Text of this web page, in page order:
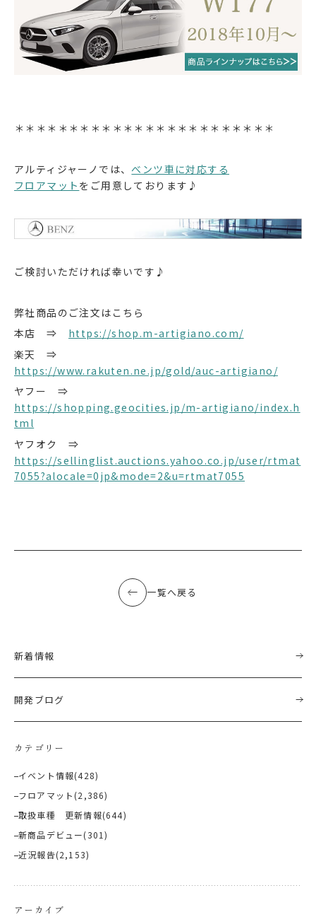
＊＊＊＊＊＊＊＊＊＊＊＊＊＊＊＊＊＊＊＊＊＊＊＊
アルティジャーノでは、 べンツ車に対応する
フロアマット をご用意しております♪
ご検討いただければ幸いです♪
弊社商品のご注文はこちら
本店 ⇒ https://shop.m-artigiano.com/
楽天 ⇒
https://www.rakuten.ne.jp/gold/auc-artigiano/
ヤフー ⇒
https://shopping.geocities.jp/m-artigiano/index.h
tml
ヤフオク ⇒
https://sellinglist.auctions.yahoo.co.jp/user/rtmat
7055?alocale=0jp&mode=2&u=rtmat7055
一覧へ戻る
新着情報
開発ブログ
カテゴリー
イベント情報(428)
フロアマット (2,386)
取扱車種 更新情報(644)
新商品デビュー(301)
近況報告(2,153)
アーカイブ